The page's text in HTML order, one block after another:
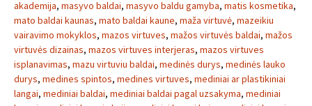
akademija, masyvo baldai, masyvo baldu gamyba, matis kosmetika,
mato baldai kaunas, mato baldai kaune, maža virtuvė, mazeikiu
vairavimo mokyklos, mazos virtuves, mažos virtuvės baldai, mažos
virtuvės dizainas, mazos virtuves interjeras, mazos virtuves
isplanavimas, mazu virtuviu baldai, medinės durys, medinės lauko
durys, medines spintos, medines virtuves, mediniai ar plastikiniai
langai, mediniai baldai, mediniai baldai pagal uzsakyma, mediniai